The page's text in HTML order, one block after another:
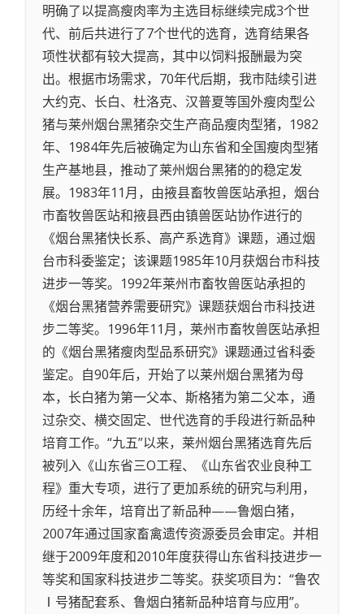
明确了以提高瘦肉率为主选目标继续完成3个世
代、前后共进行了7个世代的选育，选育结果各
项性状都有较大提高，其中以饲料报酬最为突
出。根据市场需求，70年代后期，我市陆续引进
大约克、长白、杜洛克、汉普夏等国外瘦肉型公
猪与莱州烟台黑猪杂交生产商品瘦肉型猪，1982
年、1984年先后被确定为山东省和全国瘦肉型猪
生产基地县，推动了莱州烟台黑猪的的稳定发
展。1983年11月，由掖县畜牧兽医站承担，烟台
市畜牧兽医站和掖县西由镇兽医站协作进行的
《烟台黑猪快长系、高产系选育》课题，通过烟
台市科委鉴定；该课题1985年10月获烟台市科技
进步一等奖。1992年莱州市畜牧兽医站承担的
《烟台黑猪营养需要研究》课题获烟台市科技进
步二等奖。1996年11月，莱州市畜牧兽医站承担
的《烟台黑猪瘦肉型品系研究》课题通过省科委
鉴定。自90年后，开始了以莱州烟台黑猪为母
本，长白猪为第一父本、斯格猪为第二父本，通
过杂交、横交固定、世代选育的手段进行新品种
培育工作。“九五”以来，莱州烟台黑猪选育先后
被列入《山东省三O工程、《山东省农业良种工
程》重大专项，进行了更加系统的研究与利用，
历经十余年，培育出了新品种——鲁烟白猪，
2007年通过国家畜禽遗传资源委员会审定。并相
继于2009年度和2010年度获得山东省科技进步一
等奖和国家科技进步二等奖。获奖项目为：“鲁农
Ⅰ号猪配套系、鲁烟白猪新品种培育与应用”。